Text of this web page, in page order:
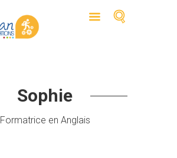
Sophie
Formatrice en Anglais